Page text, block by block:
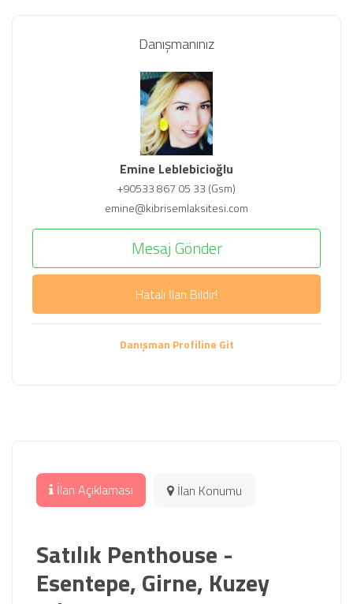
Danışmanınız
Emine Leblebicioğlu
+90533 867 05 33 (Gsm)
emine@kibrisemlaksitesi.com
Mesaj Gönder
Hatalı İlan Bildir!
Danışman Profiline Git
İlan Açıklaması İlan Konumu
Satılık Penthouse -
Esentepe, Girne, Kuzey